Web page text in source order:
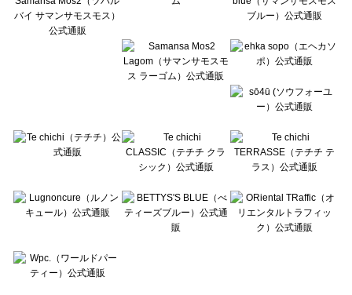
BETTY'S BLUE（べティーズブルー）の一覧
Wpc.（ワールドパーティー）の一覧